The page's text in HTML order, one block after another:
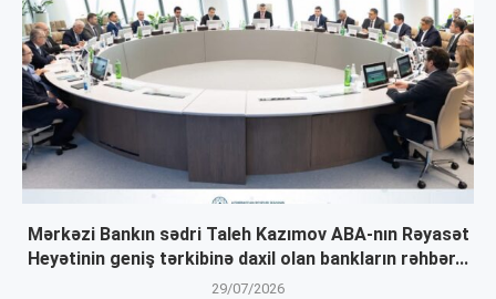
Mərkəzi Bankın sədri Taleh Kazımov ABA-nın Rəyasət
Heyətinin geniş tərkibinə daxil olan bankların rəhbər...
29/07/2026